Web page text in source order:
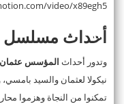
video/x89egh5
أحداث مسلسل
وتدور أحداث المؤسس عثمان الحلقة 88 كاملة
نيكولا لعثمان والسيد
تمكنوا من النجاة وهزموا